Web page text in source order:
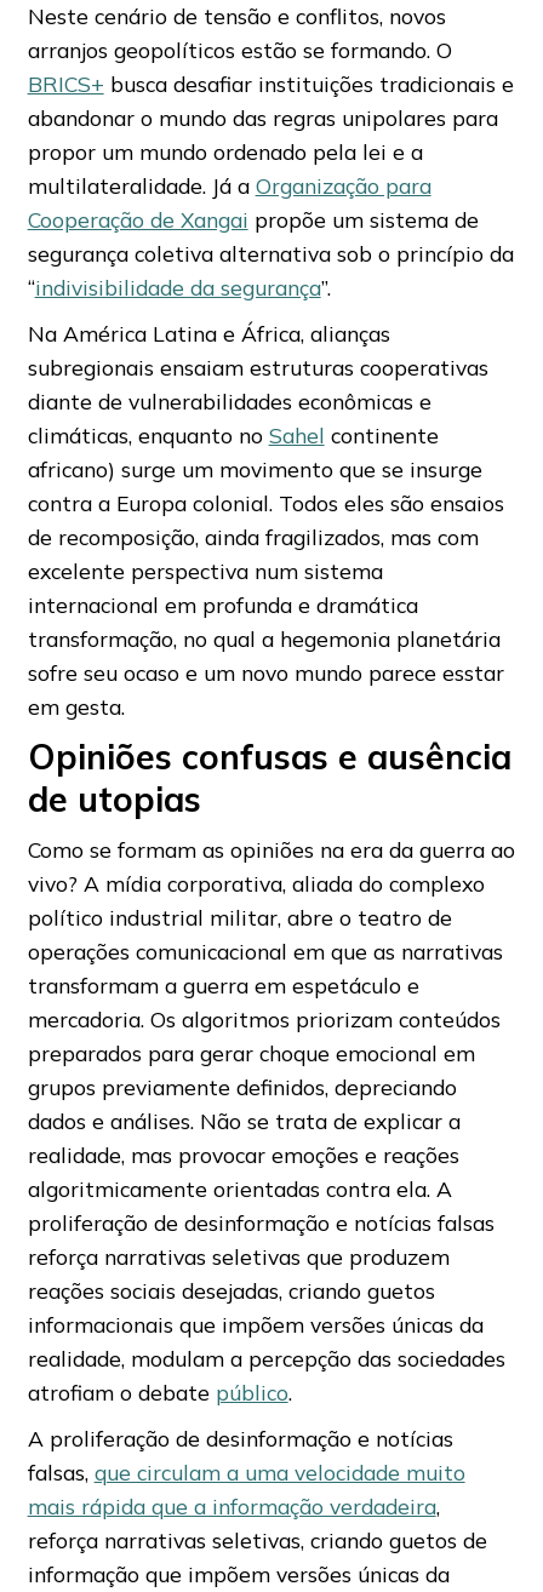
Neste cenário de tensão e conflitos, novos
arranjos geopolíticos estão se formando. O
BRICS+ busca desafiar instituições tradicionais e
abandonar o mundo das regras unipolares para
propor um mundo ordenado pela lei e a
multilateralidade. Já a Organização para
Cooperação de Xangai propõe um sistema de
segurança coletiva alternativa sob o princípio da
“indivisibilidade da segurança”.
Na América Latina e África, alianças
subregionais ensaiam estruturas cooperativas
diante de vulnerabilidades econômicas e
climáticas, enquanto no Sahel continente
africano) surge um movimento que se insurge
contra a Europa colonial. Todos eles são ensaios
de recomposição, ainda fragilizados, mas com
excelente perspectiva num sistema
internacional em profunda e dramática
transformação, no qual a hegemonia planetária
sofre seu ocaso e um novo mundo parece esstar
em gesta.
Opiniões confusas e ausência
de utopias
Como se formam as opiniões na era da guerra ao
vivo? A mídia corporativa, aliada do complexo
político industrial militar, abre o teatro de
operações comunicacional em que as narrativas
transformam a guerra em espetáculo e
mercadoria. Os algoritmos priorizam conteúdos
preparados para gerar choque emocional em
grupos previamente definidos, depreciando
dados e análises. Não se trata de explicar a
realidade, mas provocar emoções e reações
algoritmicamente orientadas contra ela. A
proliferação de desinformação e notícias falsas
reforça narrativas seletivas que produzem
reações sociais desejadas, criando guetos
informacionais que impõem versões únicas da
realidade, modulam a percepção das sociedades
atrofiam o debate público.
A proliferação de desinformação e notícias
falsas, que circulam a uma velocidade muito
mais rápida que a informação verdadeira,
reforça narrativas seletivas, criando guetos de
informação que impõem versões únicas da